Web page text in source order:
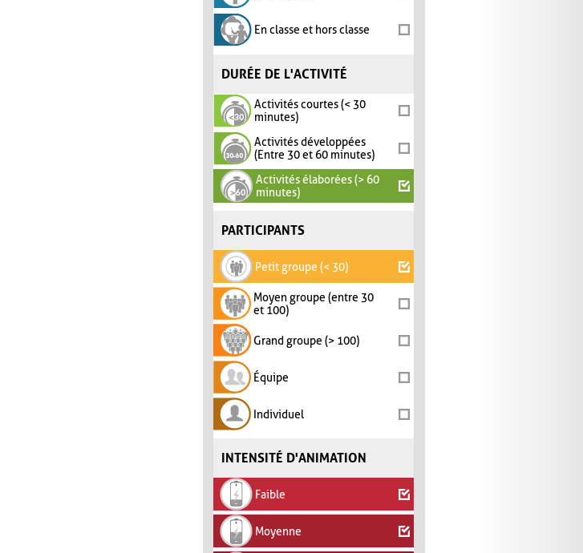
En classe et hors classe
DURÉE DE L'ACTIVITÉ
Activités courtes (< 30
minutes)
Activités développées
(Entre 30 et 60 minutes)
Activités élaborées (> 60
minutes)
PARTICIPANTS
Petit groupe (< 30)
Moyen groupe (entre 30
et 100)
Grand groupe (> 100)
Équipe
Individuel
INTENSITÉ D'ANIMATION
Faible
Moyenne